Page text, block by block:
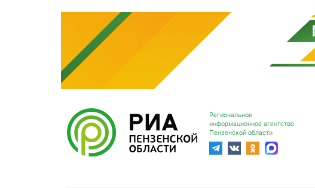
Региональное
информационное агентство
Пензенской области